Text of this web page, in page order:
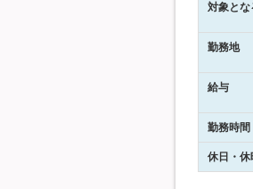
対象とな
勤務地
給与
勤務時間
休日・休